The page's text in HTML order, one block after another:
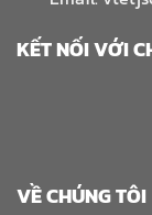
KẾT NỐI VỚI
VỀ CHÚNG TÔI